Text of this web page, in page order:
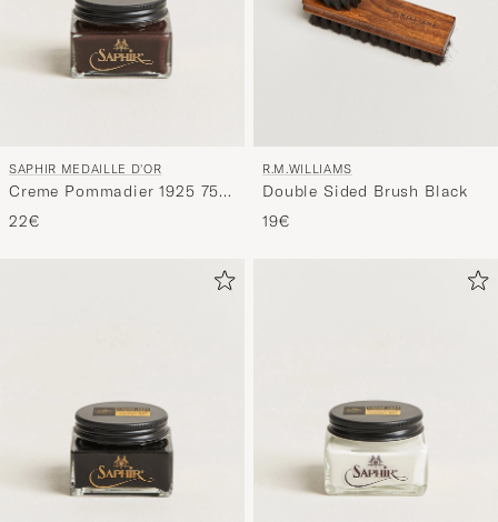
SAPHIR MEDAILLE D'OR
Creme Pommadier 1925 75
ml Parisien Brown
22€
R.M.WILLIAMS
Double Sided Brush Black
19€